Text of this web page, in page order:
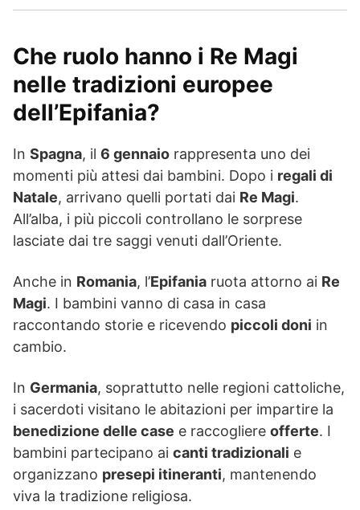
Che ruolo hanno i Re Magi
nelle tradizioni europee
dell’Epifania?
In Spagna, il 6 gennaio rappresenta uno dei
momenti più attesi dai bambini. Dopo i regali di
Natale, arrivano quelli portati dai Re Magi.
All’alba, i più piccoli controllano le sorprese
lasciate dai tre saggi venuti dall’Oriente.
Anche in Romania, l’Epifania ruota attorno ai Re
Magi. I bambini vanno di casa in casa
raccontando storie e ricevendo piccoli doni in
cambio.
In Germania, soprattutto nelle regioni cattoliche,
i sacerdoti visitano le abitazioni per impartire la
benedizione delle case e raccogliere offerte. I
bambini partecipano ai canti tradizionali e
organizzano presepi itineranti, mantenendo
viva la tradizione religiosa.